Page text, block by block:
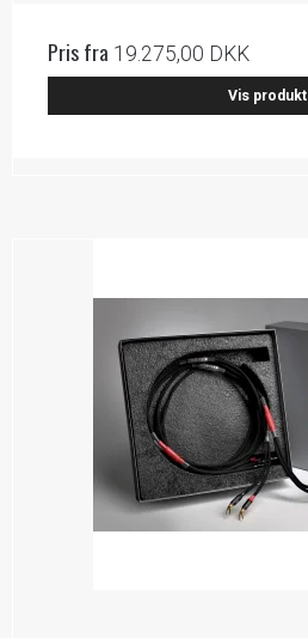
Pris fra 19.275,00 DKK
Vis produkt